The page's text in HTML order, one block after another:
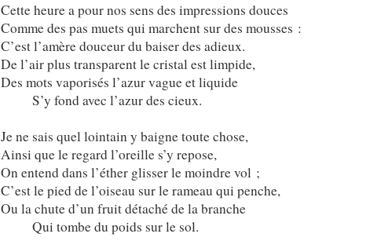
Cette heure a pour nos sens des impressions douces
Comme des pas muets qui marchent sur des mousses :
C’est l’amère douceur du baiser des adieux.
De l’air plus transparent le cristal est limpide,
Des mots vaporisés l’azur vague et liquide
S’y fond avec l’azur des cieux.
Je ne sais quel lointain y baigne toute chose,
Ainsi que le regard l’oreille s’y repose,
On entend dans l’éther glisser le moindre vol ;
C’est le pied de l’oiseau sur le rameau qui penche,
Ou la chute d’un fruit détaché de la branche
Qui tombe du poids sur le sol.